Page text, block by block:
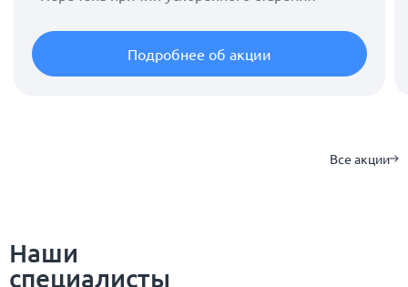
Подробнее об акции
Все акции
Наши
специалисты